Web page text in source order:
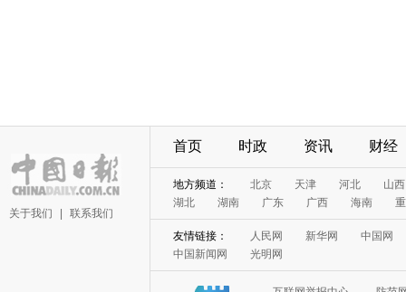
关于我们 联系我们
首页 时政 资讯 财经
地方频道： 北京 天津 河北
山西
湖北
湖南 广东 广西 海南
友情链接： 人民网 新华网
中国网
中国新闻网
光明网